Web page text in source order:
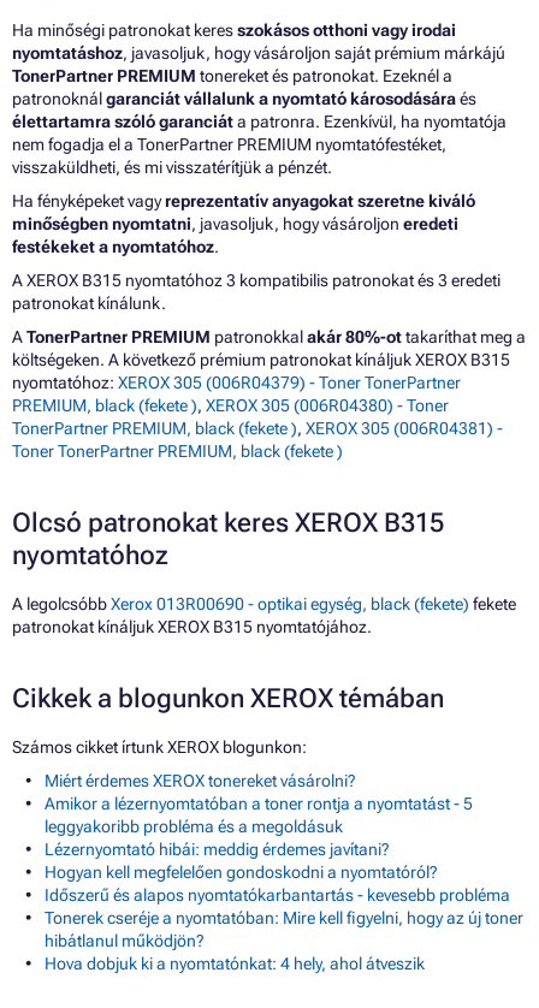
Ha minőségi patronokat keresszokásos otthoni vagy irodai
nyomtatáshoz, javasoljuk, hogy vásároljon saját prémium márkájú
TonerPartner PREMIUM tonereket és patronokat. Ezeknél a
patronoknálgaranciát vállalunk a nyomtató károsodásáraés
élettartamra szóló garanciáta patronra. Ezenkívül, ha nyomtatója
nem fogadja el a TonerPartner PREMIUM nyomtatófestéket,
visszaküldheti, és mi visszatérítjük a pénzét.
Ha fényképeket vagyreprezentatív anyagokat szeretne kiváló
minőségben nyomtatni, javasoljuk, hogy vásároljon eredeti
festékeket a nyomtatóhoz.
A XEROX B315 nyomtatóhoz 3 kompatibilis patronokat és 3 eredeti
patronokat kínálunk.
ATonerPartner PREMIUM patronokkalakár 80%-ottakaríthat meg a
költségeken. A következő prémium patronokat kínáljuk XEROX B315
nyomtatóhoz: XEROX 305 (006R04379) - Toner TonerPartner
PREMIUM, black (fekete ), XEROX 305 (006R04380) - Toner
TonerPartner PREMIUM, black (fekete ), XEROX 305 (006R04381) -
Toner TonerPartner PREMIUM, black (fekete )
Olcsó patronokat keres XEROX B315
nyomtatóhoz
A legolcsóbbXerox 013R00690 - optikai egység, black (fekete) fekete
patronokat kínáljuk XEROX B315 nyomtatójához.
Cikkek a blogunkon XEROX témában
Számos cikket írtunk XEROX blogunkon:
Miért érdemes XEROX tonereket vásárolni?
Amikor a lézernyomtatóban a toner rontja a nyomtatást - 5
leggyakoribb probléma és a megoldásuk
Lézernyomtató hibái: meddig érdemes javítani?
Hogyan kell megfelelően gondoskodni a nyomtatóról?
Időszerű és alapos nyomtatókarbantartás - kevesebb probléma
Tonerek cseréje a nyomtatóban: Mire kell figyelni, hogy az új toner
hibátlanul működjön?
Hova dobjuk ki a nyomtatónkat: 4 hely, ahol átveszik